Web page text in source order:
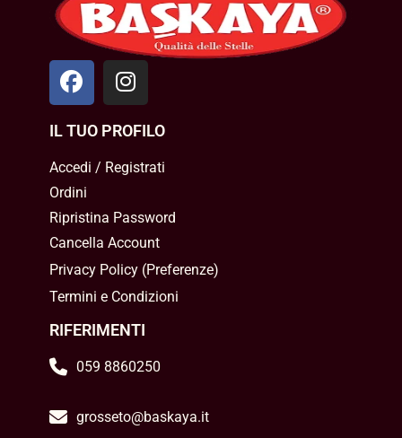
IL TUO PROFILO
Accedi / Registrati
Ordini
Ripristina Password
Cancella Account
Privacy Policy(Preferenze)
Termini e Condizioni
RIFERIMENTI
059 8860250
grosseto@baskaya.it